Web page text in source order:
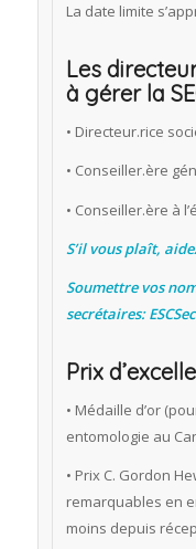
La date limite
Les
à gérer la
• Directeur.rice
• Conseiller.ère
• Conseiller.ère à
S’il vous plaît,
Soumettre vos
secrétaires:
Prix
• Médaille d’or
entomologie au
• Prix C. Gordon
remarquables en
moins depuis